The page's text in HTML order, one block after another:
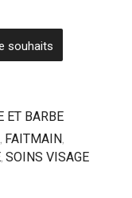
souhaits
ET BARBE
, FAITMAIN,
, SOINS VISAGE